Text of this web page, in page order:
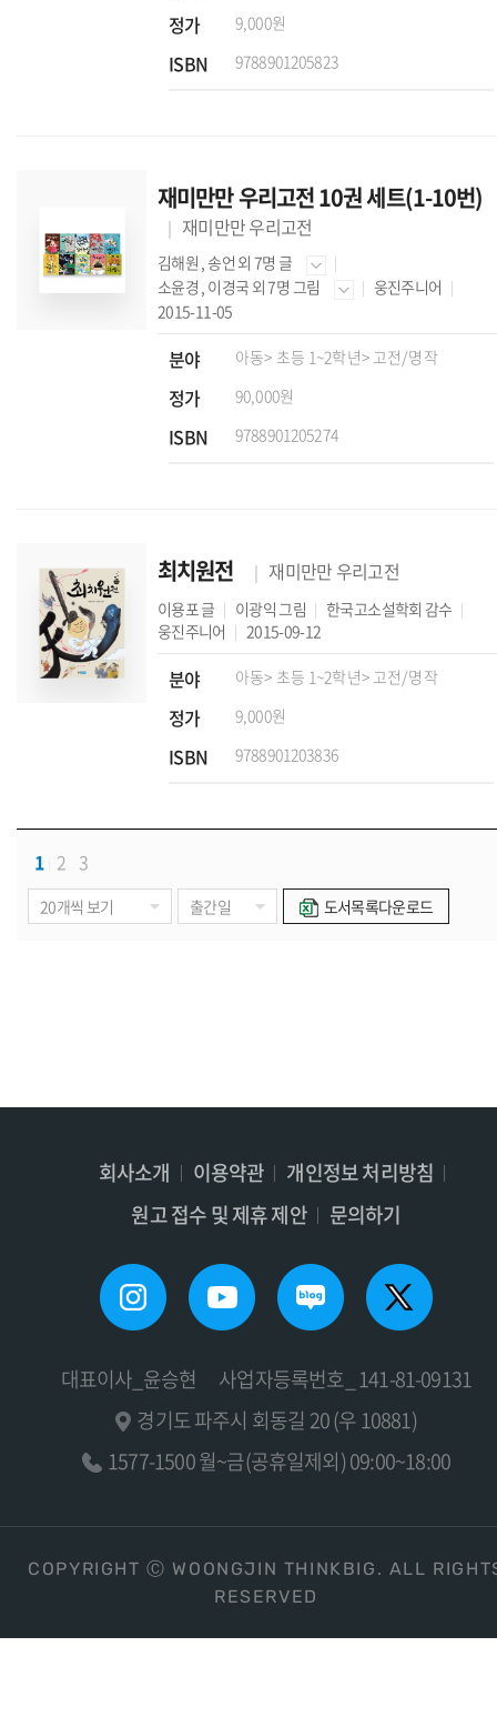
정가 9,000원
ISBN 9788901205823
재미만만 우리고전 10권 세트(1-10번)
재미만만 우리고전
김해원 ,송언 외 7명 글
소윤경 , 이경국 외 7명 그림
웅진주니어
2015-11-05
분야 아동> 초등 1~2학년> 고전/명작
정가 90,000원
ISBN 9788901205274
최치원전 재미만만 우리고전
이용포글 이광익그림 한국고소설학회 감수
웅진주니어
2015-09-12
분야 아동> 초등 1~2학년> 고전/명작
정가 9,000원
ISBN 9788901203836
1 2 3
도서목록다운로드
회사소개 이용약관
개인정보 처리방침
원고 접수 및 제휴 제안
문의하기
대표이사_윤승현
사업자등록번호_ 141-81-09131
경기도 파주시 회동길 20 (우 10881)
1577-1500 월~금(공휴일제외) 09:00~18:00
COPYRIGHT Ⓒ WOONGJIN THINKBIG. ALL
RESERVED